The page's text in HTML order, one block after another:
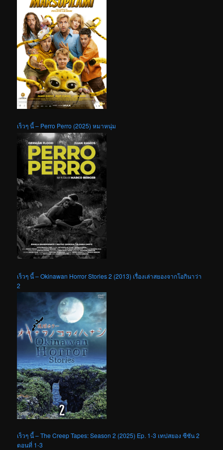
เร็วๆ นี้ – Perro Perro (2025) หมาหนุ่ม
เร็วๆ นี้ – Okinawan Horror Stories 2 (2013) เรื่องเล่าสยองจากโอกินาว่า
2
เร็วๆ นี้ – The Creep Tapes: Season 2 (2025) Ep. 1-3 เทปสยอง ซีซัน 2
ตอนที่ 1-3